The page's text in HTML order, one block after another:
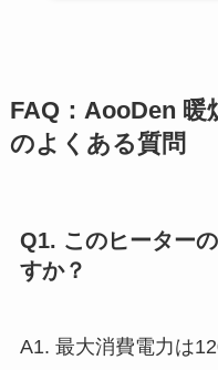
FAQ：AooDen 暖
のよくある質問
Q1. このヒーター
すか？
A1. 最大消費電力は